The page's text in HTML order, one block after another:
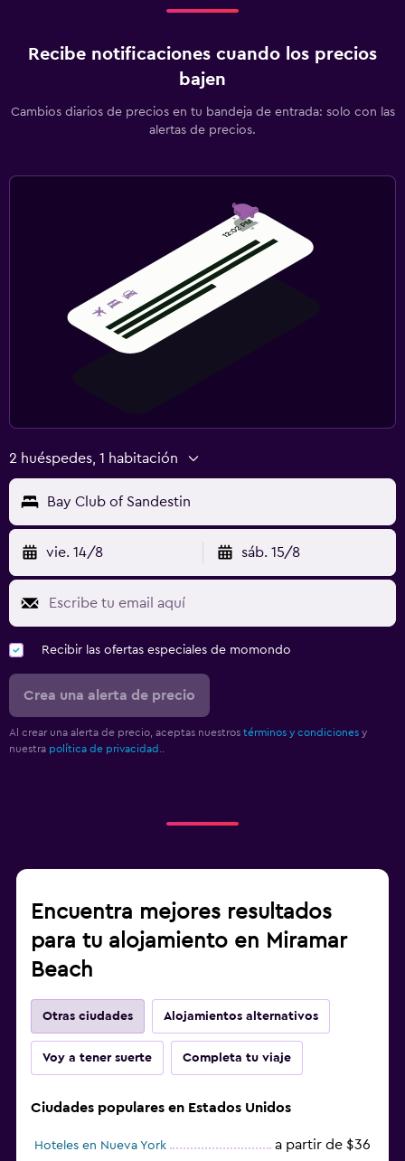
Recibe notificaciones cuando los precios
bajen
Cambios diarios de precios en tu bandeja de entrada: solo con las
alertas de precios.
2 huéspedes, 1 habitación
Bay Club of Sandestin
vie. 14/8 sáb. 15/8
Recibir las ofertas especiales de momondo
Crea una alerta de precio
Al crear una alerta de precio, aceptas nuestros términos y condiciones y
nuestra política de privacidad.
Encuentra mejores resultados
para tu alojamiento en Miramar
Beach
Otras ciudades Alojamientos alternativos
Voy a tener suerte Completa tu viaje
Ciudades populares en Estados Unidos
Hoteles en Nueva York a partir de $36